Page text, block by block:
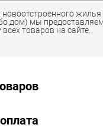
жилья
дом) мы
товаров на сайте.